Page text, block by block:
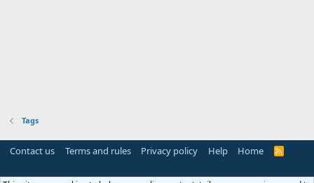
Tags
Contact us Terms and rules Privacy policy Help Home
R